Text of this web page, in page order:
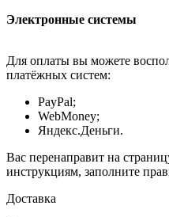
Электронные системы
Для оплаты вы можете
платёжных систем:
PayPal;
WebMoney;
Яндекс.Деньги.
Вас перенаправит на
инструкциям, заполните
Доставка